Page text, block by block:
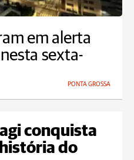
em alerta
sexta-
PONTA GROSSA
conquista
do